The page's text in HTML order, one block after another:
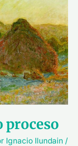
proceso
Ignacio Ilundain /